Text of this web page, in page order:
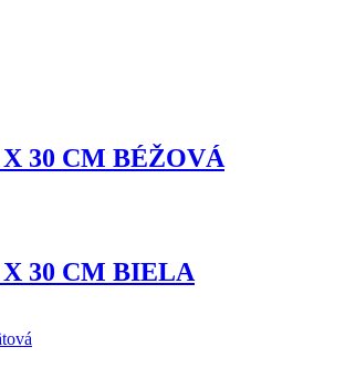
X 30 CM BÉŽOVÁ
X 30 CM BIELA